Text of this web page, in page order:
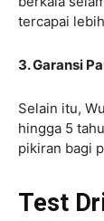
tercapai
3. Garansi
Selain itu,
hingga 5
pikiran bagi
Test